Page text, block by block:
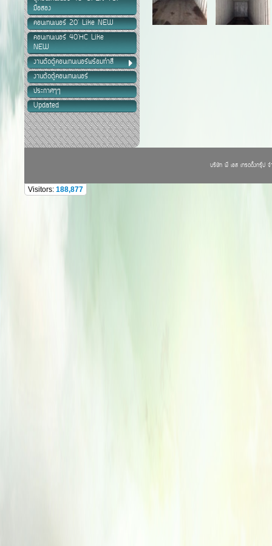
มือสอง
คอนเทนเนอร์ 20' Like NEW
คอนเทนเนอร์ 40'HC Like
NEW
งานตัดตู้คอนเทนเนอร์พร้อมทำสี
งานตัดตู้คอนเทนเนอร์
ประกาศๆๆ
Updated
บริษัท พี เอส เทรดดิ้งกรุ๊ป
Visitors: 188,877